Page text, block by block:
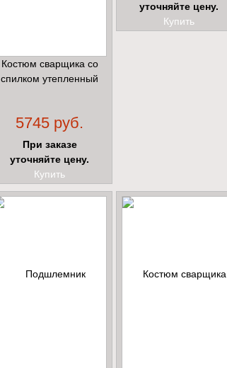
Костюм сварщика со
спилком утепленный
5745 руб.
При заказе
уточняйте цену.
Купить
уточняйте цену.
Купить